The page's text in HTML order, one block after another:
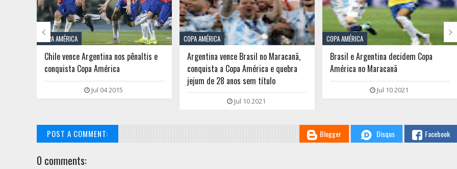
COPA AMÉRICA
Chile vence Argentina nos pênaltis e
conquista Copa América
Jul 04 2015
COPA AMÉRICA
Argentina vence Brasil no Maracanã,
conquista a Copa América e quebra
jejum de 28 anos sem título
Jul 10 2021
COPA AMÉRICA
Brasil e Argentina decidem Copa
América no Maracanã
Jul 10 2021
 
POST A COMMENT: Blogger Disqus Facebook
0 comments: